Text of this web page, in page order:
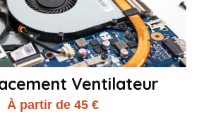
Ventilateur
À partir de 45 €